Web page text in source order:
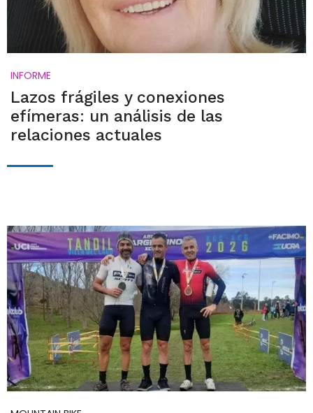
INFORME
Lazos frágiles y conexiones
efímeras: un análisis de las
relaciones actuales